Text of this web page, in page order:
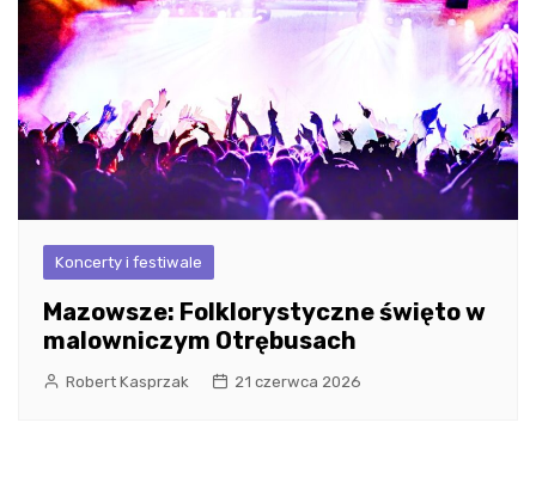
Koncerty i festiwale
Mazowsze: Folklorystyczne święto w
malowniczym Otrębusach
Robert Kasprzak 21 czerwca 2026